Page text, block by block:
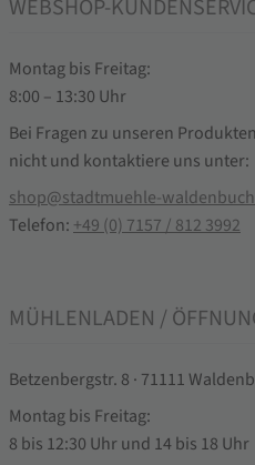
WEBSHOP-
Montag bis Freitag:
8:00 – 13:30 Uhr
Bei Fragen zu unseren
nicht und kontaktiere uns unter:
shop@stadtmuehle-
Telefon: +49 (0) 7157 / 812 3992
MÜHLENLADEN /
Betzenbergstr. 8 · 71111
Montag bis Freitag:
8 bis 12:30 Uhr und 14 bis 18 Uhr